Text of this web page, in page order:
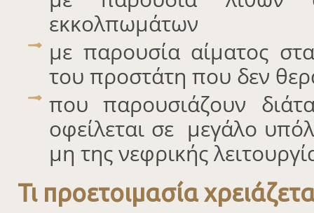
εκκολπωμάτων
με παρουσία αίματος
του προστάτη που δεν
που παρουσιάζουν
οφείλεται σε μεγάλο
μη της νεφρικής
Τι προετοιμασία